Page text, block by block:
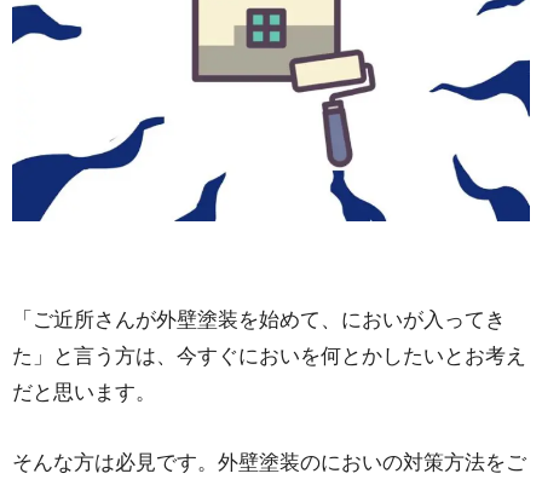
「ご近所さんが外壁塗装を始めて、においが入ってき
た」と言う方は、今すぐにおいを何とかしたいとお考え
だと思います。
そんな方は必見です。外壁塗装のにおいの対策方法をご